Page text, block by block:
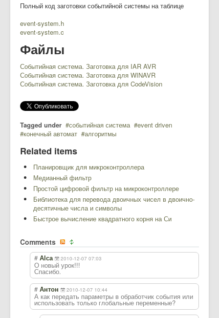
Полный код заготовки событийной системы на таблице
event-system.h
event-system.c
Файлы
Событийная система. Заготовка для IAR AVR
Событийная система. Заготовка для WINAVR
Событийная система. Заготовка для CodeVision
Tagged under событийная система
event driven
конечный автомат
алгоритмы
Related items
Планировщик для микроконтроллера
Медианный фильтр
Простой цифровой фильтр на микроконтроллере
Библиотека для перевода двоичных чисел в двоично-
десятичные числа и символы
Быстрое вычисление квадратного корня на Си
Comments
# Alca 2010-12-07 07:03
О новый урок!!!
Спасибо.
# Антон 2010-12-07 10:44
А как передать параметры в обработчик события или
использовать только глобальные переменные?